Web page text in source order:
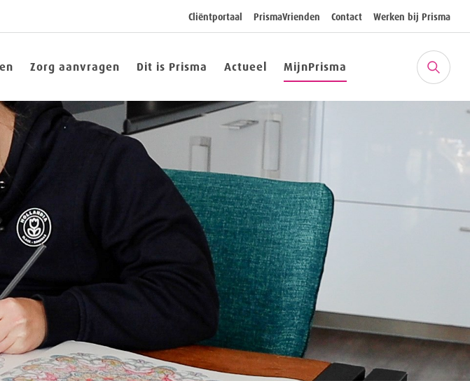
Cliëntportaal PrismaVrienden Contact Werken bij Prisma
Zorg aanvragen Dit is Prisma Actueel MijnPrisma